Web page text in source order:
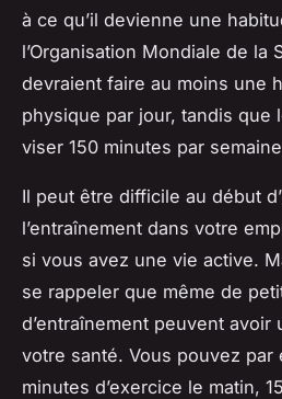
à ce qu’il devienne une
l’Organisation Mondiale de la
devraient faire au moins une
physique par jour, tandis que
viser 150 minutes par
Il peut être difficile au début
l’entraînement dans votre
si vous avez une vie active.
se rappeler que même de
d’entraînement peuvent
votre santé. Vous pouvez par
minutes d’exercice le matin,